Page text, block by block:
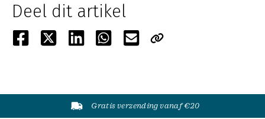
Deel dit artikel
Gratis verzending vanaf €20